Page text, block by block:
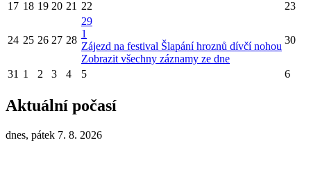
17 18 19 20 21 22 23
24 25 26 27 28
29
1
Zájezd na festival Šlapání hroznů dívčí nohou
Zobrazit všechny záznamy ze dne
30
31 1 2 3 4 5 6
Aktuální počasí
dnes, pátek 7. 8. 2026